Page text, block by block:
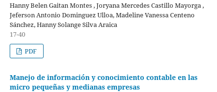
Hanny Belen Gaitan Montes , Joryana Mercedes Castillo Mayorga ,
Jeferson Antonio Dominguez Ulloa, Madeline Vanessa Centeno
Sánchez, Hanny Solange Silva Araica
17-40
PDF
Manejo de información y conocimiento contable en las
micro pequeñas y medianas empresas